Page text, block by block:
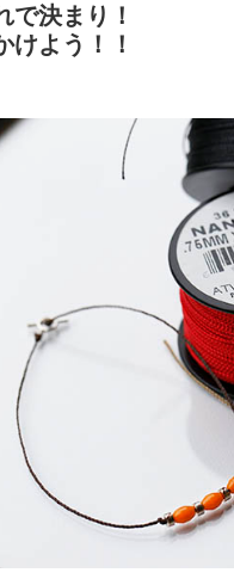
で決まり！
けよう！！